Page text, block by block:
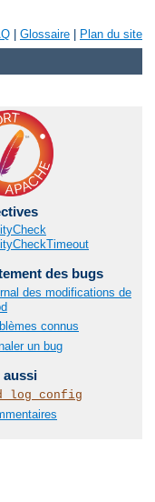
Glossaire Plan du site
des bugs
des modifications de
connus
un bug
aussi